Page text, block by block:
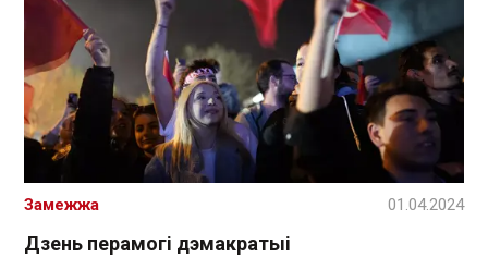
Дзень перамогі дэмакратыі
Замежжа 01.04.2024